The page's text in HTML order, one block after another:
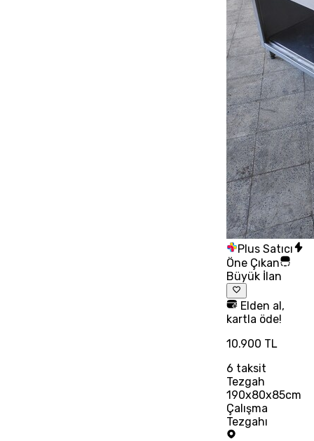
Plus Satıcı
Öne Çıkan
Büyük İlan
Elden al,
kartla öde!
10.900 TL
6 taksit
Tezgah
190x80x85cm
Çalışma
Tezgahı